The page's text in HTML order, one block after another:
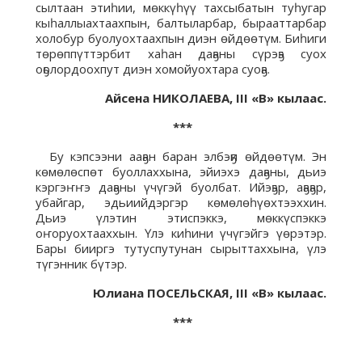
сылтаан этиһии, мөккүһүү тахсыбатын туһугар
кыһаллыахтаахпын, балтыларбар, бырааттарбар
холобур буолуохтаахпын диэн өйдөөтүм. Биһиги
төрөппүттэрбит хаһан даҕаны сүрэҕэ суох
оҕолордоохпут диэн хомойуохтара суоҕа.
Айсена НИКОЛАЕВА, III «В» кылаас.
***
Бу кэпсээни ааҕан баран элбэҕи өйдөөтүм. Эн
көмөлөспөт буоллаххына, эйиэхэ даҕаны, дьиэ
кэргэҥҥэ даҕаны үчүгэй буолбат. Ийэҕэр, аҕаҕар,
убайгар, эдьиийдэргэр көмөлөһүөхтээххин.
Дьиэ үлэтин этиспэккэ, мөккүспэккэ
оҥоруохтааххын. Үлэ киһини үчүгэйгэ үөрэтэр.
Бары бииргэ тутуспутунан сырыттаххына, үлэ
түгэнник бүтэр.
Юлиана ПОСЕЛЬСКАЯ, III «В» кылаас.
***